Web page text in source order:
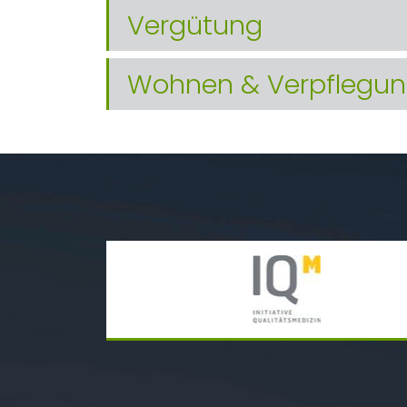
Vergütung
Wohnen &